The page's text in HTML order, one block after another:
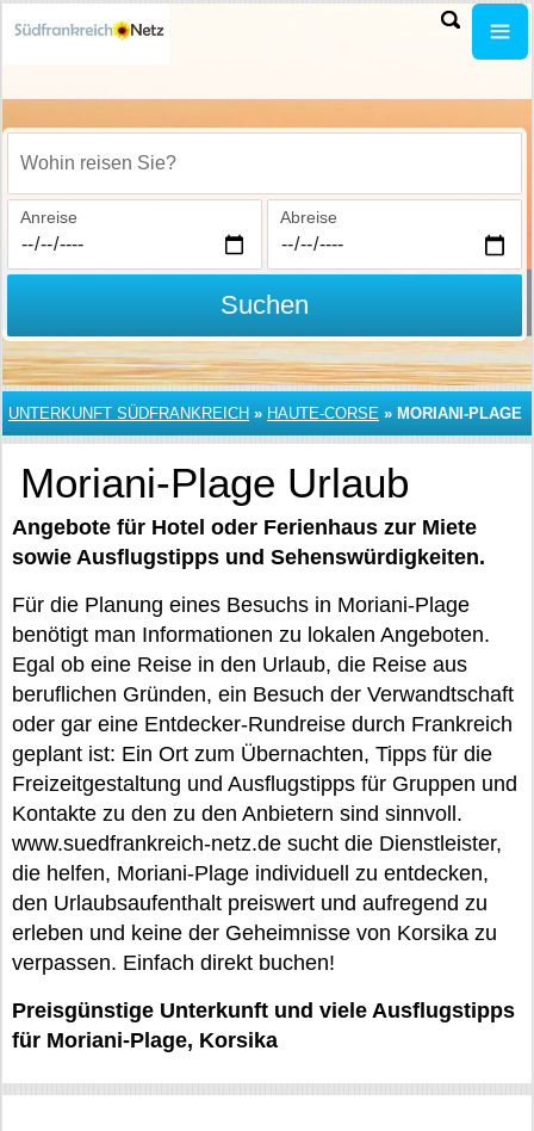
Wohin reisen Sie?
Anreise Abreise
Suchen
UNTERKUNFT SÜDFRANKREICH » HAUTE-CORSE » MORIANI-PLAGE
Moriani-Plage Urlaub
Angebote für Hotel oder Ferienhaus zur Miete
sowie Ausflugstipps und Sehenswürdigkeiten.
Für die Planung eines Besuchs in Moriani-Plage
benötigt man Informationen zu lokalen Angeboten.
Egal ob eine Reise in den Urlaub, die Reise aus
beruflichen Gründen, ein Besuch der Verwandtschaft
oder gar eine Entdecker-Rundreise durch Frankreich
geplant ist: Ein Ort zum Übernachten, Tipps für die
Freizeitgestaltung und Ausflugstipps für Gruppen und
Kontakte zu den zu den Anbietern sind sinnvoll.
www.suedfrankreich-netz.de sucht die Dienstleister,
die helfen, Moriani-Plage individuell zu entdecken,
den Urlaubsaufenthalt preiswert und aufregend zu
erleben und keine der Geheimnisse von Korsika zu
verpassen. Einfach direkt buchen!
Preisgünstige Unterkunft und viele Ausflugstipps
für Moriani-Plage, Korsika